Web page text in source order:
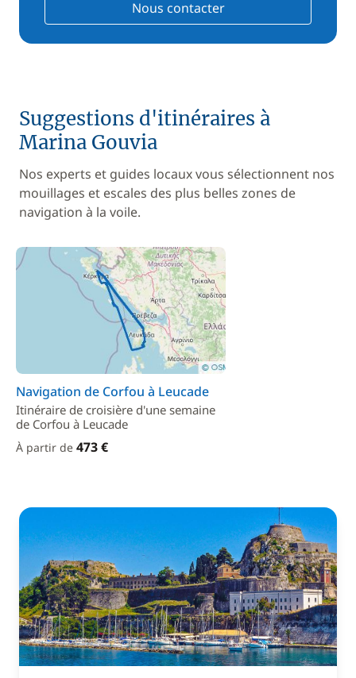
Nous contacter
Suggestions d'itinéraires à
Marina Gouvia
Nos experts et guides locaux vous sélectionnent nos
mouillages et escales des plus belles zones de
navigation à la voile.
Navigation de Corfou à Leucade
Itinéraire de croisière d'une semaine
de Corfou à Leucade
À partir de 473 €